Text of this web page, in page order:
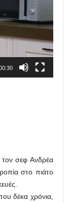
τον σεφ Ανδρέα
στο πιάτο
δέκα χρόνια,